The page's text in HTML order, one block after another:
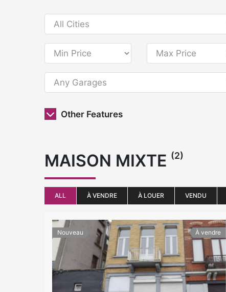
Other Features
MAISON MIXTE (2)
ALL À VENDRE À LOUER VENDU
Nouveau À vendre